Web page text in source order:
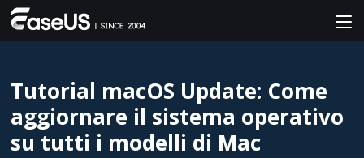
Tutorial macOS Update: Come
aggiornare il sistema operativo
su tutti i modelli di Mac